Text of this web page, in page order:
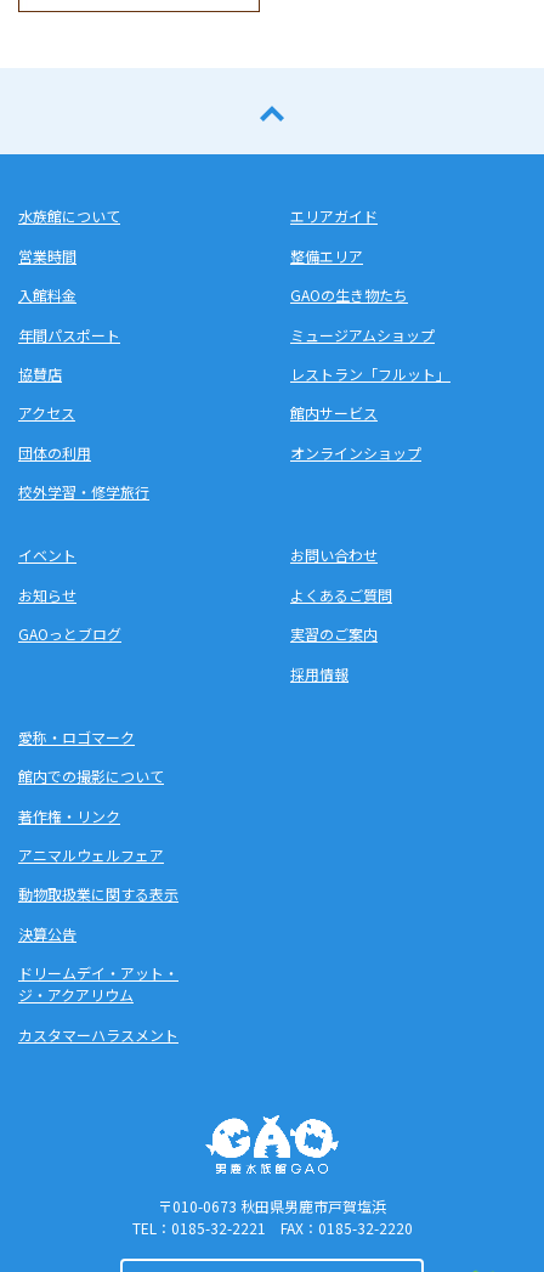
水族館について
営業時間
入館料金
年間パスポート
協賛店
アクセス
団体の利用
校外学習・修学旅行
エリアガイド
整備エリア
GAOの生き物たち
ミュージアムショップ
レストラン「フルット」
館内サービス
オンラインショップ
イベント
お知らせ
GAOっとブログ
お問い合わせ
よくあるご質問
実習のご案内
採用情報
愛称・ロゴマーク
館内での撮影について
著作権・リンク
アニマルウェルフェア
動物取扱業に関する表示
決算公告
ドリームデイ・アット・
ジ・アクアリウム
カスタマーハラスメント
〒010-0673 秋田県男鹿市戸賀塩浜
TEL：0185-32-2221 FAX：0185-32-2220